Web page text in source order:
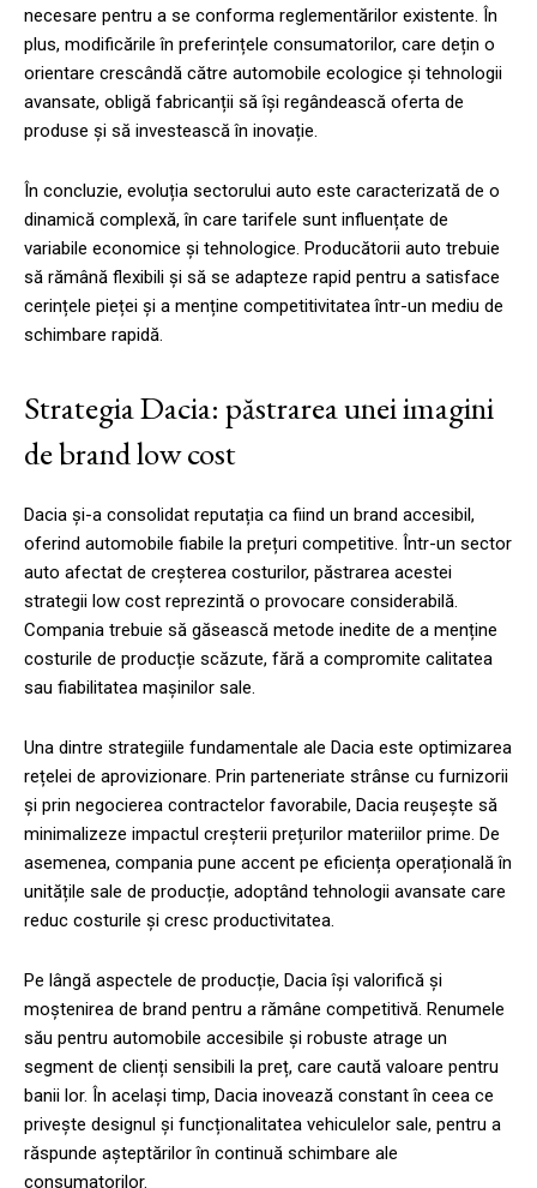
necesare pentru a se conforma reglementărilor existente. În
plus, modificările în preferințele consumatorilor, care dețin o
orientare crescândă către automobile ecologice și tehnologii
avansate, obligă fabricanții să își regândească oferta de
produse și să investească în inovație.
În concluzie, evoluția sectorului auto este caracterizată de o
dinamică complexă, în care tarifele sunt influențate de
variabile economice și tehnologice. Producătorii auto trebuie
să rămână flexibili și să se adapteze rapid pentru a satisface
cerințele pieței și a menține competitivitatea într-un mediu de
schimbare rapidă.
Strategia Dacia: păstrarea unei imagini
de brand low cost
Dacia și-a consolidat reputația ca fiind un brand accesibil,
oferind automobile fiabile la prețuri competitive. Într-un sector
auto afectat de creșterea costurilor, păstrarea acestei
strategii low cost reprezintă o provocare considerabilă.
Compania trebuie să găsească metode inedite de a menține
costurile de producție scăzute, fără a compromite calitatea
sau fiabilitatea mașinilor sale.
Una dintre strategiile fundamentale ale Dacia este optimizarea
rețelei de aprovizionare. Prin parteneriate strânse cu furnizorii
și prin negocierea contractelor favorabile, Dacia reușește să
minimalizeze impactul creșterii prețurilor materiilor prime. De
asemenea, compania pune accent pe eficiența operațională în
unitățile sale de producție, adoptând tehnologii avansate care
reduc costurile și cresc productivitatea.
Pe lângă aspectele de producție, Dacia își valorifică și
moștenirea de brand pentru a rămâne competitivă. Renumele
său pentru automobile accesibile și robuste atrage un
segment de clienți sensibili la preț, care caută valoare pentru
banii lor. În același timp, Dacia inovează constant în ceea ce
privește designul și funcționalitatea vehiculelor sale, pentru a
răspunde așteptărilor în continuă schimbare ale
consumatorilor.